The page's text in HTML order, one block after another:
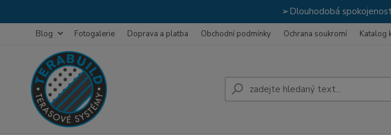
➢Dlouhodobá
Blog Fotogalerie Doprava a platba Obchodní podmínky Ochrana soukromí Katalog